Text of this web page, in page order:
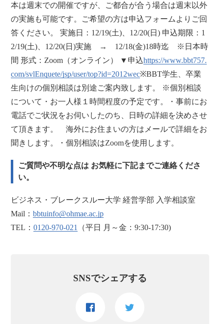
本は週末での開催ですが、ご都合が合う場合は週末以外
の実施も可能です。ご希望の方は申込フォームよりご回
答ください。 実施日：12/19(土)、12/20(日) 申込期限：1
2/19(土)、12/20(日)実施 → 12/18(金)18時迄 ※日本時
間 形式：Zoom（オンライン） ▼申込https://www.bbt757.
com/svlEnquete/jsp/user/top?id=2012wec※BBT学生、卒業
生向けの個別相談は別途ご案内致します。 ※個別相談
について・お一人様１時間程度の予定です。・事前にお
電話でご状況をお伺いしたのち、日時の詳細を決めさせ
て頂きます。 海外にお住まいの方はメールで詳細をお
聞きします。・個別相談はZoomを使用します。
ご質問や不明な点は お気軽に下記までご連絡くださ
い。
ビジネス・ブレークスルー大学 経営学部 入学相談室
Mail：bbtuinfo@ohmae.ac.jp
TEL：0120-970-021 （平日 月～金：9:30-17:30)
SNSでシェアする